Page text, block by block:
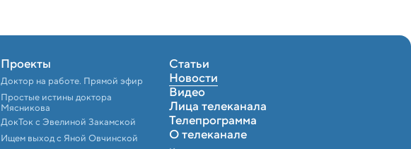
Проекты
Доктор на работе. Прямой эфир
Простые истины доктора
Мясникова
ДокТок с Эвелиной Закамской
Ищем выход с Яной Овчинской
Статьи
Новости
Видео
Лица телеканала
Телепрограмма
О телеканале